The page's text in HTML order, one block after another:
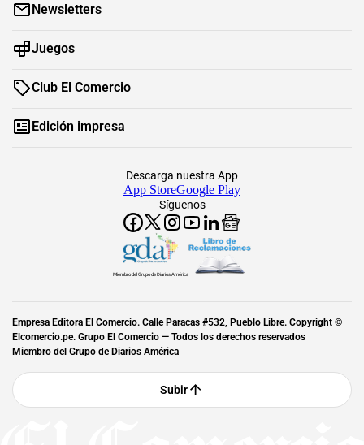
Newsletters
Juegos
Club El Comercio
Edición impresa
Síguenos
Descarga nuestra App
App StoreGoogle Play
Miembro del Grupo de Diarios América
Empresa Editora El Comercio. Calle Paracas #532, Pueblo Libre. Copyright ©
Elcomercio.pe. Grupo El Comercio — Todos los derechos reservados
Miembro del Grupo de Diarios América
Subir